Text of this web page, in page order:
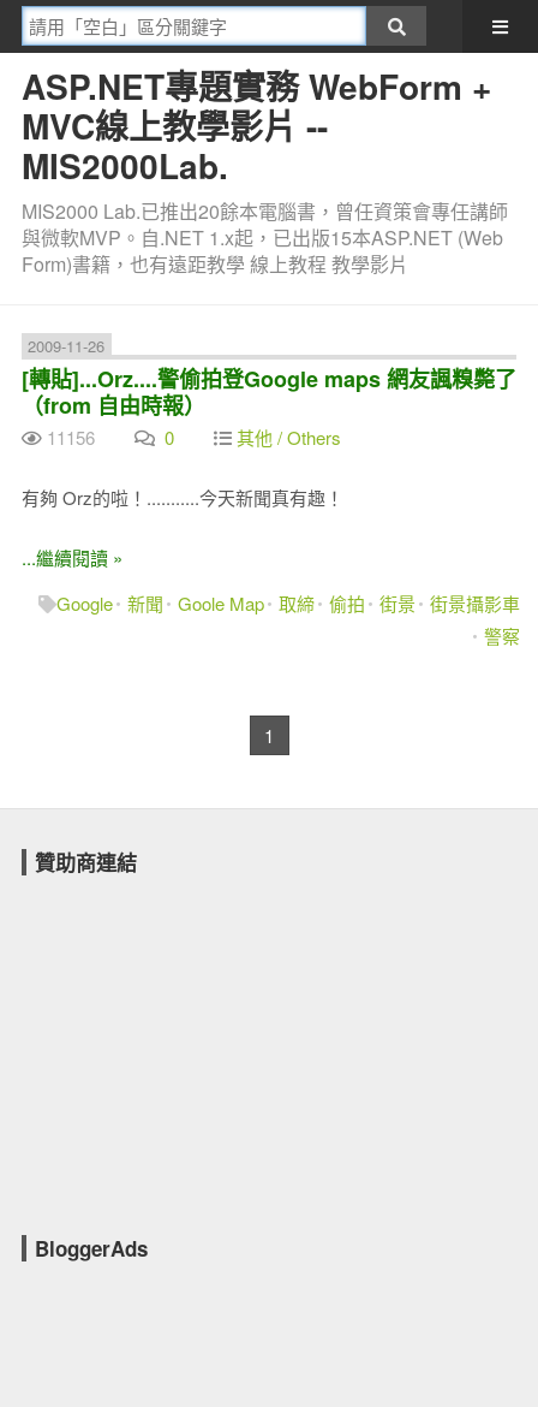
ASP.NET專題實務 WebForm +
MVC線上教學影片 --
MIS2000Lab.
MIS2000 Lab.已推出20餘本電腦書，曾任資策會專任講師
與微軟MVP。自.NET 1.x起，已出版15本ASP.NET (Web
Form)書籍，也有遠距教學 線上教程 教學影片
2009-11-26
[轉貼]...Orz....警偷拍登Google maps 網友諷糗斃了
（from 自由時報）
11156 0 其他 / Others
有夠 Orz的啦！...........今天新聞真有趣！
...繼續閱讀 »
Google 新聞 Goole Map 取締 偷拍 街景
街景攝影車
警察
1
贊助商連結
BloggerAds